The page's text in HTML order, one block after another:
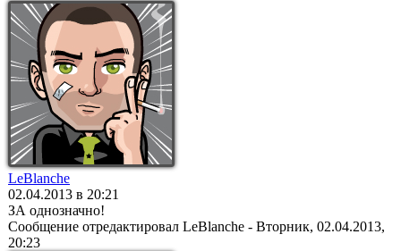
LeBlanche
02.04.2013 в 20:21
ЗА однозначно!
Сообщение отредактировал LeBlanche - Вторник, 02.04.2013,
20:23